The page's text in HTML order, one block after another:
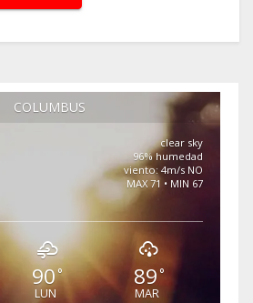
COLUMBUS
clear sky
96% humedad
viento: 4m/s NO
MAX 71 • MIN 67
90°
LUN
89°
MAR